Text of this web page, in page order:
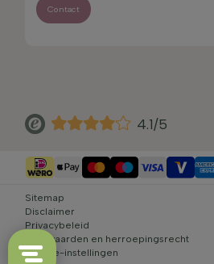
Contact
4.1/5
Sitemap
Disclaimer
Privacybeleid
Voorwaarden en herroepingsrecht
Cookie-instellingen